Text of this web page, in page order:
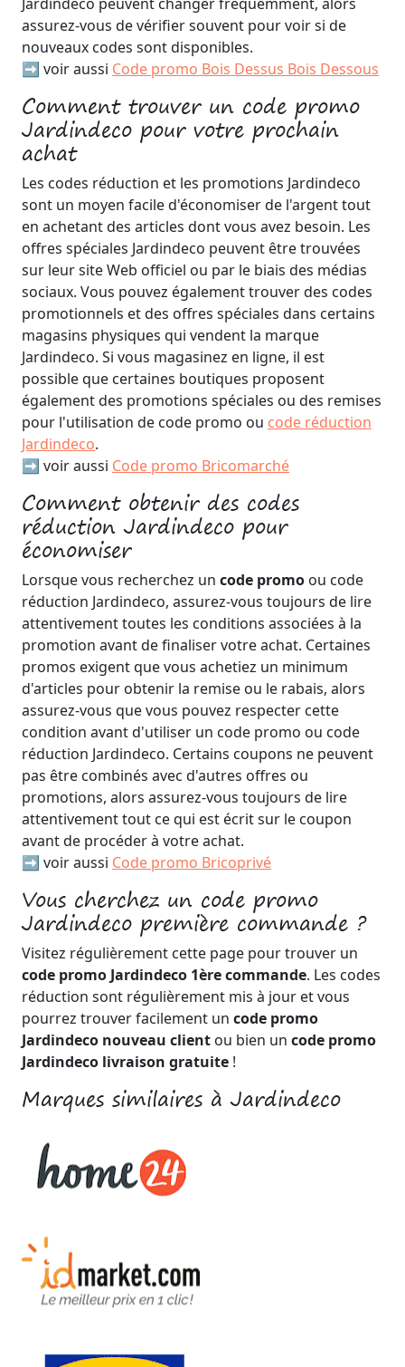
assurez-vous de vérifier souvent pour voir si de
nouveaux codes sont disponibles.
➡️ voir aussi Code promo Bois Dessus Bois Dessous
Comment trouver un code promo
Jardindeco pour votre prochain
achat
Les codes réduction et les promotions Jardindeco
sont un moyen facile d'économiser de l'argent tout
en achetant des articles dont vous avez besoin. Les
offres spéciales Jardindeco peuvent être trouvées
sur leur site Web officiel ou par le biais des médias
sociaux. Vous pouvez également trouver des codes
promotionnels et des offres spéciales dans certains
magasins physiques qui vendent la marque
Jardindeco. Si vous magasinez en ligne, il est
possible que certaines boutiques proposent
également des promotions spéciales ou des remises
pour l'utilisation de code promo ou code réduction
Jardindeco.
➡️ voir aussi Code promo Bricomarché
Comment obtenir des codes
réduction Jardindeco pour
économiser
Lorsque vous recherchez un code promo ou code
réduction Jardindeco, assurez-vous toujours de lire
attentivement toutes les conditions associées à la
promotion avant de finaliser votre achat. Certaines
promos exigent que vous achetiez un minimum
d'articles pour obtenir la remise ou le rabais, alors
assurez-vous que vous pouvez respecter cette
condition avant d'utiliser un code promo ou code
réduction Jardindeco. Certains coupons ne peuvent
pas être combinés avec d'autres offres ou
promotions, alors assurez-vous toujours de lire
attentivement tout ce qui est écrit sur le coupon
avant de procéder à votre achat.
➡️ voir aussi Code promo Bricoprivé
Vous cherchez un code promo
Jardindeco première commande ?
Visitez régulièrement cette page pour trouver un
code promo Jardindeco 1ère commande. Les codes
réduction sont régulièrement mis à jour et vous
pourrez trouver facilement un code promo
Jardindeco nouveau client ou bien un code promo
Jardindeco livraison gratuite !
Marques similaires à Jardindeco